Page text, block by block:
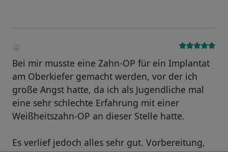
Bei mir musste eine Zahn-OP für ein Implantat
am Oberkiefer gemacht werden, vor der ich
große Angst hatte, da ich als Jugendliche mal
eine sehr schlechte Erfahrung mit einer
Weißheitszahn-OP an dieser Stelle hatte.
Es verlief jedoch alles sehr gut. Vorbereitung,